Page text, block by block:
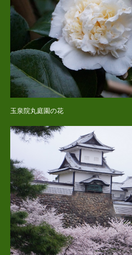
玉泉院丸庭園の花